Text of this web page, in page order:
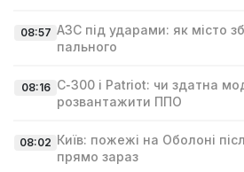
08:57 АЗС під ударами: як місто
пального
08:16 С‑300 і Patriot: чи здатна
розвантажити ППО
08:02 Київ: пожежі на Оболоні
прямо зараз